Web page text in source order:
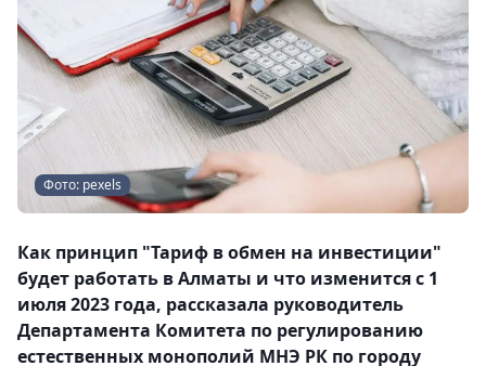
Фото: pexels
Как принцип "Тариф в обмен на инвестиции"
будет работать в Алматы и что изменится с 1
июля 2023 года, рассказала руководитель
Департамента Комитета по регулированию
естественных монополий МНЭ РК по городу